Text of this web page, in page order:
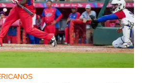
de Celia Cruz desafía la
en La Habana